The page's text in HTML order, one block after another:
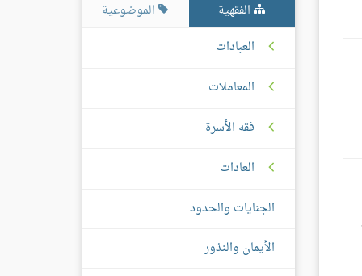
الفقهية
الموضوعية
العبادات
المعاملات
فقه الأسرة
العادات
الجنايات والحدود
الأيمان والنذور